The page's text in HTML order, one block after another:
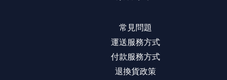
常見問題
運送服務方式
付款服務方式
退換貨政策